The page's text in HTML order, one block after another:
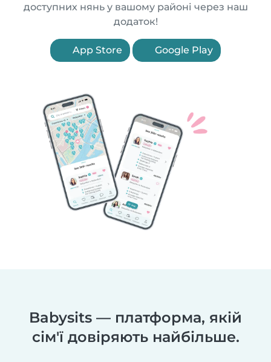
доступних нянь у вашому районі через наш
додаток!
App Store Google Play
Babysits — платформа, якій
сім'ї довіряють найбільше.